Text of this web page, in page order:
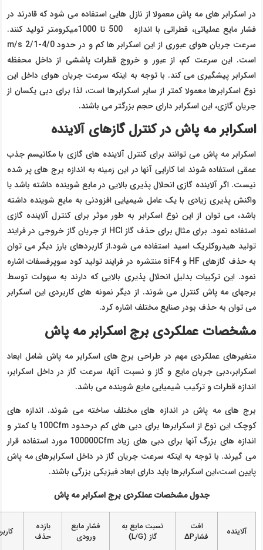
در اسکرابر های مه پاش معمولا از نازل هایی استفاده می شود که قادرند در
فشار مایع عملیاتی، قطراتی با اندازه 500 تا 1000میکرومتر تولید کنند.
سرعت جریان هوای عبوری از این اسکرابر ها کم و در حدود 4/0-2/1 m/s
است. این سرعت کم، از عبور و خروج قطرات پاششی از داخل محفظه
اسکرابر پیشگیری می کند. با توجه به اینکه سرعت جریان هوای داخل این
نوع اسکرابرها معمولا کمتر از سایر اسکرابرها است، لذا برای دبی یکسان از
جریان گازی، این اسکرابر دارای حجم بزرگتر می باشند.
اسکرابر مه پاش در کنترل گازهای آلاینده
اسکرابر مه پاش می توانند برای کنترل آلاینده های گازی با مکانیسم جذب
عمقی استفاده شوند اما کارایی آنها در این زمینه به اندازه برج های پر شده
نیست. اگر آلاینده گازی انحلال پذیری بالایی در مایع شوینده داشته باشد یا
واکنش پذیری زیادی با یک عامل شیمیایی افزودنی به مایع شوینده داشته
باشد، می توان از این نوع اسکرابر به طور موثر برای کنترل آلاینده گازی
استفاده نمود. برای مثال برای حذف گاز HCl از جریان گاز خروجی در فرایند
تولید هیدروکلریک اسید استفاده می شود.از کاربردهای بارز دیگر می توان
به حذف گازهای HF و siF4 منتشره در فرایند تولید کود سوپرفسفات اشاره
نمود. این ترکیبات بدلیل انحلال پذیری بالایی که دارند به سهولت توسط
برجهای مه پاش کنترل می شوند. از دیگر نمونه های کاربردی این اسکرابر
می توان به حذف بودر صنایع مختلف اشاره کرد.
مشخصات عملکردی برج اسکرابر مه پاش
متغیرهای عملکردی مهم در طراحی برج های اسکرابر مه پاش شامل ابعاد
اسکرابر،دبی جریان مایع و گاز و نسبت آنها، سرعت گاز در داخل اسکرابر،
اندازه قطرات و ترکیب شیمیایی مایع شوینده می باشد.
برج های مه پاش در اندازه های مختلف ساخته می شوند. اندازه های
کوچک این نوع از اسکرابرها برای دبی های کم درحدود 100Cfm یا کمتر و
اندازه های بزرگ آنها برای دبی های زیاد 100000Cfm مورد استفاده قرار
می گیرند. با توجه به اینکه سرعت جریان گاز در داخل اسکرابرهای مه پاش
پایین است،این اسکرابرها باید دارای ابعاد فیزیکی بزرگی باشند.
جدول مشخصات عملکردی برج اسکرابر مه پاش
آلاینده
افت
فشارP∆
نسبت مایع به
گاز (L/G)
فشار مایع
ورودی
بازده
حذف